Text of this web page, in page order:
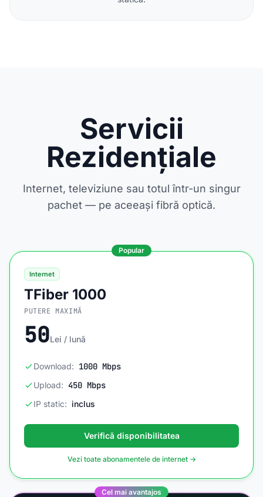
Servicii
Rezidențiale
Internet, televiziune sau totul într-un singur
pachet — pe aceeași fibră optică.
Popular
Internet
TFiber 1000
PUTERE MAXIMĂ
50Lei / lună
Download: 1000 Mbps
Upload: 450 Mbps
IP static: inclus
Verifică disponibilitatea
Vezi toate abonamentele de internet →
Cel mai avantajos